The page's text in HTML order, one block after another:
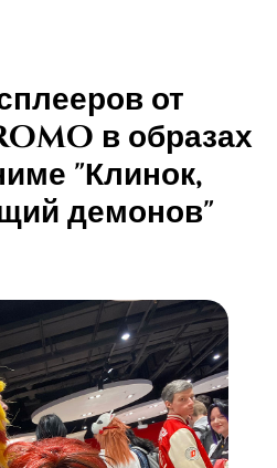
от
в образах
"Клинок,
демонов"